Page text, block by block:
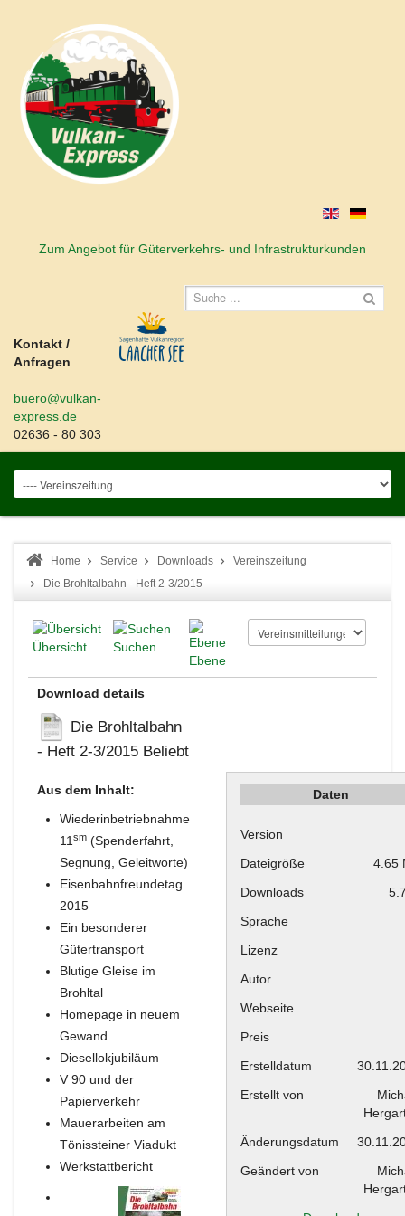
Zum Angebot für Güterverkehrs- und Infrastrukturkunden
Kontakt /
Anfragen
buero@vulkan-
express.de
02636 - 80 303
Home Service Downloads
Vereinszeitung
Die Brohltalbahn - Heft 2-3/2015
Übersicht
Suchen
Ebene
Download details
Die Brohltalbahn
- Heft 2-3/2015 Beliebt
Aus dem Inhalt:
Wiederinbetriebnahme
11 sm (Spenderfahrt,
Segnung, Geleitworte)
Eisenbahnfreundetag
2015
Ein besonderer
Gütertransport
Blutige Gleise im
Brohltal
Homepage in neuem
Gewand
Diesellokjubiläum
V 90 und der
Papierverkehr
Mauerarbeiten am
Tönissteiner Viadukt
Werkstattbericht
Daten
Version
Dateigröße
4.65
Downloads
Sprache
Lizenz
Autor
Webseite
Preis
Erstelldatum
Erstellt von
Änderungsdatum
Geändert von